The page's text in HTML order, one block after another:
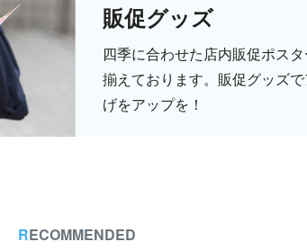
販促グッズ
四季に合わせた店内販促ポス
揃えております。販促グッズ
げをアップを！
RECOMMENDED